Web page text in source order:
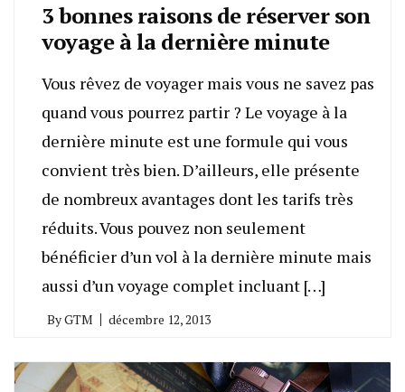
3 bonnes raisons de réserver son
voyage à la dernière minute
Vous rêvez de voyager mais vous ne savez pas
quand vous pourrez partir ? Le voyage à la
dernière minute est une formule qui vous
convient très bien. D’ailleurs, elle présente
de nombreux avantages dont les tarifs très
réduits. Vous pouvez non seulement
bénéficier d’un vol à la dernière minute mais
aussi d’un voyage complet incluant […]
ByGTM décembre 12, 2013